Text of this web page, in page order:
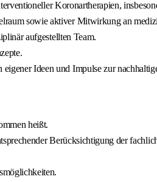
Koronartherapien,
sowie aktiver Mitwirkung an
aufgestellten Team.
Ideen und Impulse zur
heißt.
Berücksichtigung der